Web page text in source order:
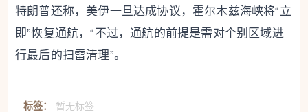
特朗普还称，美伊一旦达成协议，霍尔木兹海峡将“立
即”恢复通航，“不过，通航的前提是需对个别区域进
行最后的扫雷清理”。
标签： 暂无标签